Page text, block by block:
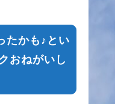
たかも♪とい
おねがいし